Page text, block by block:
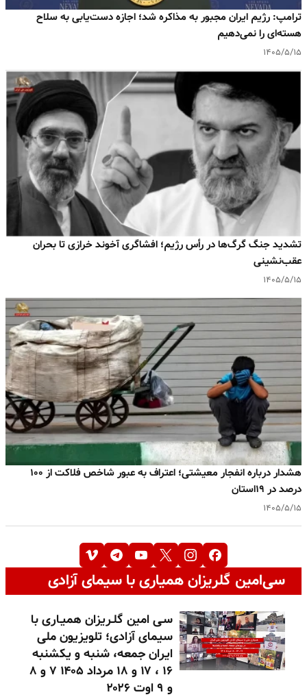
ترامپ: رژیم ایران مجبور به مذاکره شد؛ اجازه دست‌یابی به سلاح
هسته‌ای را نمی‌دهیم
۱۴۰۵/۵/۱۵
تشدید جنگ گرگ‌ها در رأس رژیم؛ افشاگری آخوند خرازی تا بحران
عقب‌نشینی
۱۴۰۵/۵/۱۵
هشدار درباره انفجار معیشتی؛ اعتراف به عبور شاخص فلاکت از ۱۰۰
درصد در ۱۹استان
۱۴۰۵/۵/۱۵
سی‌امین گلریزان همیاری با سیمای آزادی
سـی امین گلـریزان همیـاری با
سیمای آزادی؛ تلویزیون ملی
ایران جمعه، شنبه و یکشنبه
۱۶ ، ۱۷ و ۱۸ مرداد ۱۴۰۵ ۷ و ۸
و ۹ اوت ۲۰۲۶